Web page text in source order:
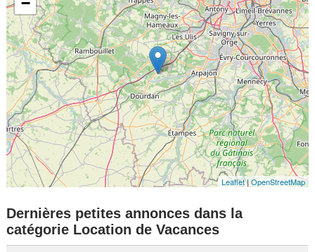
Leaflet|OpenStreetMap
Dernières petites annonces dans la
catégorie Location de Vacances